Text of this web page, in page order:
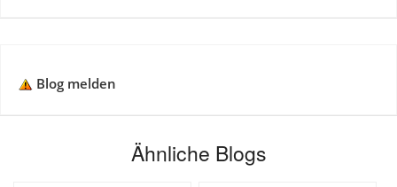
Blog melden
Ähnliche Blogs